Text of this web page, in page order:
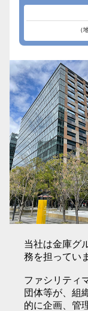
（
当社は金庫グ
務を担ってい
ファシリティ
団体等が、組
的に企画、管